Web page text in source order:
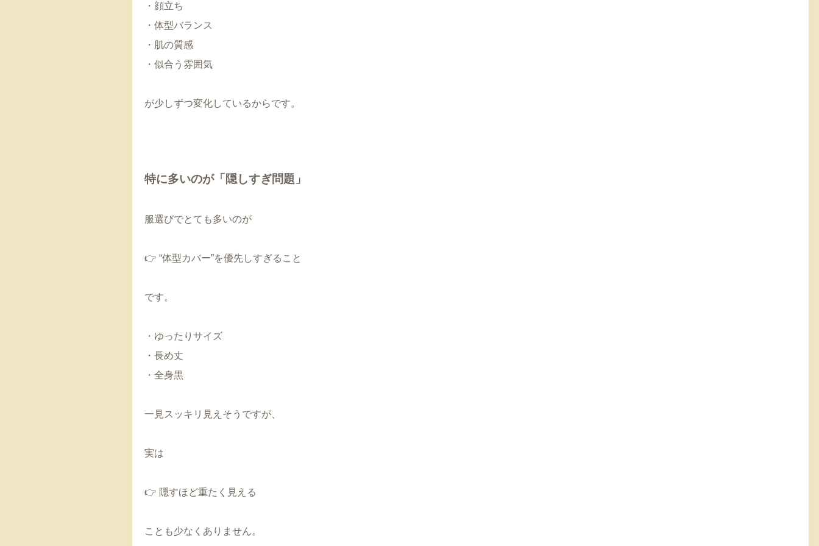
・顔立ち
・体型バランス
・肌の質感
・似合う雰囲気
が少しずつ変化しているからです。
特に多いのが「隠しすぎ問題」
服選びでとても多いのが
👉 “体型カバー”を優先しすぎること
です。
・ゆったりサイズ
・長め丈
・全身黒
一見スッキリ見えそうですが、
実は
👉 隠すほど重たく見える
ことも少なくありません。